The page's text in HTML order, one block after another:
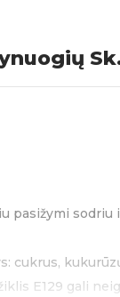
pasižymi
cukrus,
E129 gali